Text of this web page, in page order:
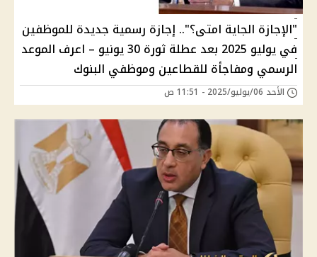
"الإجازة الجاية امتى؟".. إجازة رسمية جديدة للموظفين
في يوليو 2025 بعد عطلة ثورة 30 يونيو – اعرف الموعد
الرسمي ومفاجأة للقطاعين وموظفي البنوك
الأحد 06/يوليو/2025 - 11:51 ص